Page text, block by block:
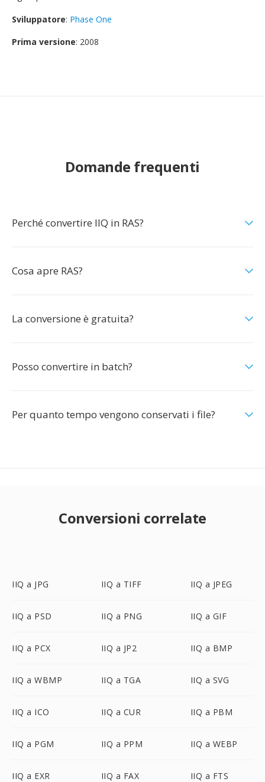
Sviluppatore: Phase One
Prima versione: 2008
Domande frequenti
Perché convertire IIQ in RAS?
Cosa apre RAS?
La conversione è gratuita?
Posso convertire in batch?
Per quanto tempo vengono conservati i file?
Conversioni correlate
IIQ a JPG IIQ a TIFF IIQ a JPEG
IIQ a PSD IIQ a PNG IIQ a GIF
IIQ a PCX IIQ a JP2 IIQ a BMP
IIQ a WBMP IIQ a TGA IIQ a SVG
IIQ a ICO IIQ a CUR IIQ a PBM
IIQ a PGM IIQ a PPM IIQ a WEBP
IIQ a EXR IIQ a FAX IIQ a FTS